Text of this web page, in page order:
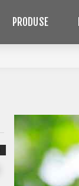
PRODUSE